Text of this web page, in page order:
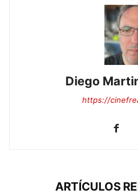
Diego
https://
ARTÍCULOS